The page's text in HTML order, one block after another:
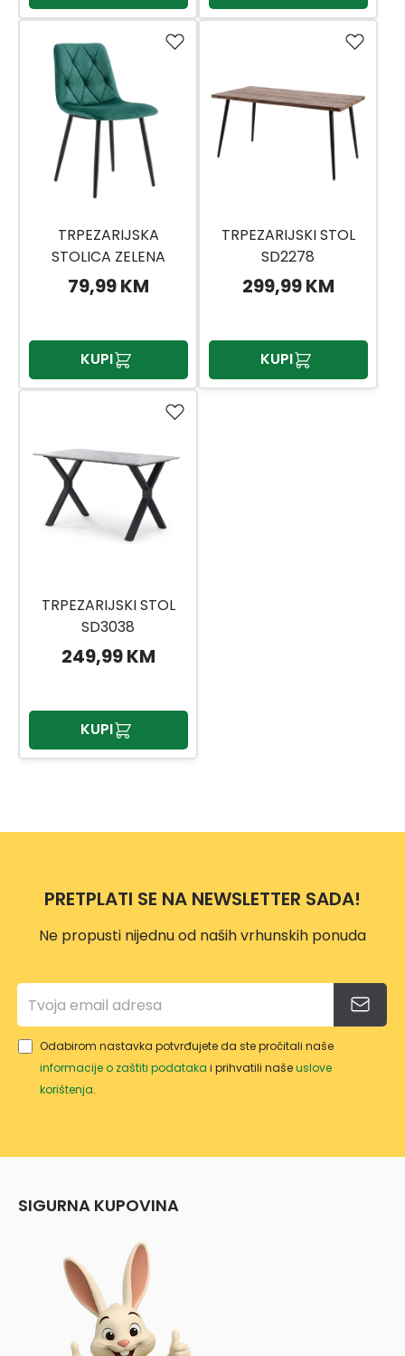
TRPEZARIJSKA
STOLICA ZELENA
SD2803
79,99 KM
KUPI
TRPEZARIJSKI STOL
SD2278
299,99 KM
KUPI
TRPEZARIJSKI STOL
SD3038
249,99 KM
KUPI
PRETPLATI SE NA NEWSLETTER SADA!
Ne propusti nijednu od naših vrhunskih ponuda
Odabirom nastavka potvrđujete da ste pročitali naše
informacije o zaštiti podataka i prihvatili našeuslove
korištenja.
SIGURNA KUPOVINA